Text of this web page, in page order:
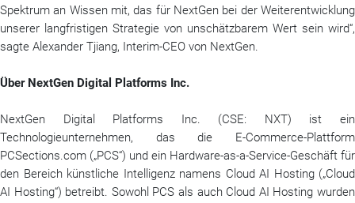
Spektrum an Wissen mit, das für NextGen bei der Weiterentwicklung
unserer langfristigen Strategie von unschätzbarem Wert sein wird“,
sagte Alexander Tjiang, Interim-CEO von NextGen.
Über NextGen Digital Platforms Inc.
NextGen Digital Platforms Inc. (CSE: NXT) ist ein
Technologieunternehmen, das die E-Commerce-Plattform
PCSections.com („PCS“) und ein Hardware-as-a-Service-Geschäft für
den Bereich künstliche Intelligenz namens Cloud AI Hosting („Cloud
AI Hosting“) betreibt. Sowohl PCS als auch Cloud AI Hosting wurden